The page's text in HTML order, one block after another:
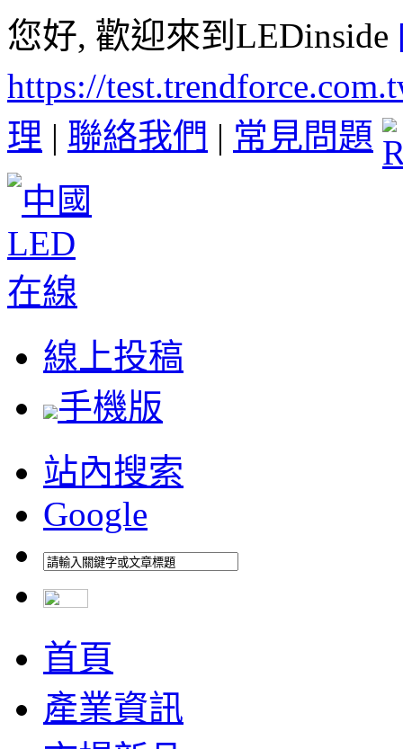
您好, 歡迎來到LEDinside
https://
理 | 聯絡我們 | 常見問題
線上投稿
手機版
站內搜索
Google
首頁
產業資訊